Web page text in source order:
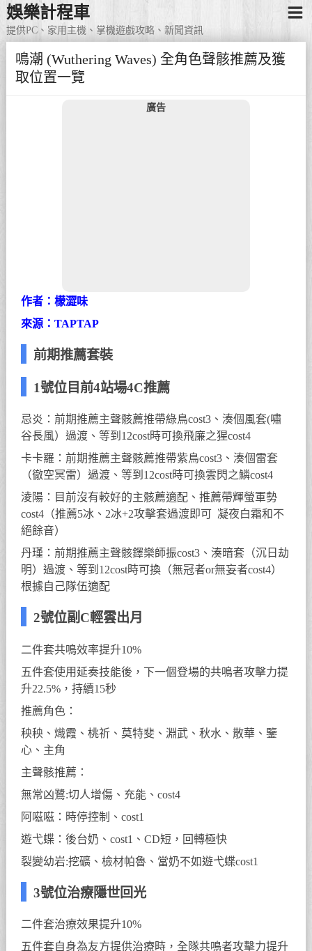
娛樂計程車
提供PC、家用主機、掌機遊戲攻略、新聞資訊
鳴潮 (Wuthering Waves) 全角色聲骸推薦及獲
取位置一覽
廣告
作者：檬澀味
來源：TAPTAP
前期推薦套裝
1號位目前4站場4C推薦
忌炎：前期推薦主聲骸薦推帶綠鳥cost3、湊個風套(嘯
谷長風）過渡、等到12cost時可換飛廉之猩cost4
卡卡羅：前期推薦主聲骸薦推帶紫鳥cost3、湊個雷套
（徹空冥雷）過渡、等到12cost時可換雲閃之鱗cost4
淩陽：目前沒有較好的主骸薦適配、推薦帶輝螢軍勢
cost4（推薦5冰、2冰+2攻擊套過渡即可 凝夜白霜和不
絕餘音）
丹瑾：前期推薦主聲骸鐸樂師振cost3、湊暗套（沉日劫
明）過渡、等到12cost時可換（無冠者or無妄者cost4）
根據自己隊伍適配
2號位副C輕雲出月
二件套共鳴效率提升10%
五件套使用延奏技能後，下一個登場的共鳴者攻擊力提
升22.5%，持續15秒
推薦角色：
秧秧、熾霞、桃祈、莫特斐、淵武、秋水、散華、鑒
心、主角
主聲骸推薦：
無常凶鷺:切人增傷、充能、cost4
阿嗞嗞：時停控制、cost1
遊弋蝶：後台奶、cost1、CD短，回轉極快
裂變幼岩:挖礦、檢材帕魯、當奶不如遊弋蝶cost1
3號位治療隱世回光
二件套治療效果提升10%
五件套自身為友方提供治療時，全隊共鳴者攻擊力提升